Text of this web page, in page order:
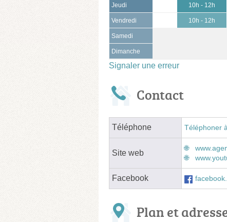
Jeudi 10h - 12h
Vendredi 10h - 12h
Samedi
Dimanche
Signaler une erreur
Contact
Téléphone Téléphoner
Site web
Facebook
Plan et